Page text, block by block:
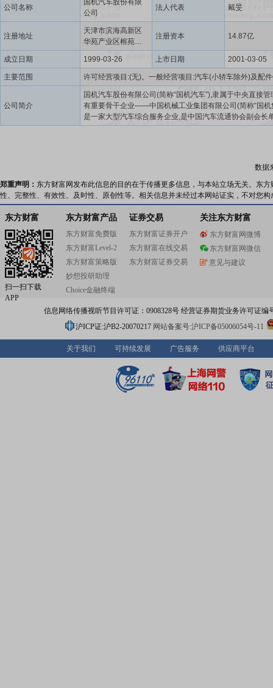
公司名称
国机汽车股份有限
公司
法人代表 戴旻
注册地址
天津市滨海高新区
华苑产业区榕苑路2
号2-1605
注册资本 14.87亿
成立日期 1999-03-26 上市日期 2001-03-05
主要范围
公司简介
国机汽车股份有限公司(简称“国机汽车”),隶属于中央直接管
有重要骨干企业——中国机械工业集团有限公司(简称“国机
是一家大型汽车综合服务企业,是中国汽车流通协会副会长
中国汽车工业协会会员单位,中国汽车流通行业头部企业中
成为国机大家庭的一员。2011年,根据国机集团战略部署,
贸通过资产置换方式完成重组上市,国机汽车成立,正式登陆
场(A股,股票代码600335)。 随着业务布局持续优化,业务规模不断
扩大。中进租赁(成立于1997年),2013年以增资方式调整成
汽车二级企业;中汽进出口(成立于1983年),于2014年改制
成立的“机械工业部第四设计研究院”和1963年成立的“机械
第五设计研究院”联合重组而成),于2019年并入国机汽车成
企业。 目前,国机汽车在汽车数智化装备产线和全周期全价值链系
统服务、汽车进口和国内流通、汽车租赁等业务领域均达
头部地位。汽车数智化装备产线和全周期全价值链系统服
领域,是中国机械行业规模最大、业务链条最全、国际化程
营业收入、行业品牌、资质等级、客户覆盖、人才数量均
内行业第一,焊装、涂装、总装生产线装备供货等核心业务
国唯一多品牌进口汽车综合贸易服务商,已构建涵盖战略咨
场分析、车型选择、工程改造、认证协助、报关仓储、物
等全链条贸易服务核心能力体系。汽车租赁业务领域,车辆
居全国前五位、长租业务位居全国第二位。 作为上市公司,国机汽
车以完善的治理结构、高质量的信息披露、良好的投资者
数据
郑重声明： 东方财富网发布此信息的目的在于传播更多信息，与本站立场无关。东
性、完整性、有效性、及时性、原创性等。相关信息并未经过本网站证实，不对您
东方财富
扫一扫下载
APP
东方财富产品
东方财富免费版
东方财富Level-2
东方财富策略版
妙想投研助理
Choice金融终端
证券交易
东方财富证券开户
东方财富在线交易
东方财富证券交易
关注东方财富
东方财富网微博
东方财富网微信
意见与建议
信息网络传播视听节目许可证：0908328号 经营证券期货业务许可证编
沪ICP证:沪B2-20070217 网站备案号:沪ICP备05006054号-11
关于我们 可持续发展 广告服务 供应商平台